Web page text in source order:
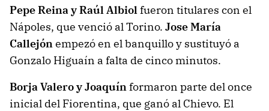
Pepe Reina y Raúl Albiolfueron titulares con el
Nápoles, que venció al Torino. Jose María
Callejónempezó en el banquillo y sustituyó a
Gonzalo Higuaín a falta de cinco minutos.
Borja Valero y Joaquínformaron parte del once
inicial del Fiorentina, que ganó al Chievo. El